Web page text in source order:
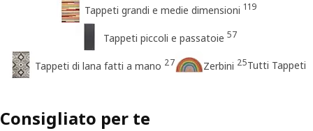
Tappeti grandi e medie dimensioni 119
Tappeti piccoli e passatoie 57
Tappeti di lana fatti a mano 27 Zerbini 25Tutti Tappeti
Consigliato per te